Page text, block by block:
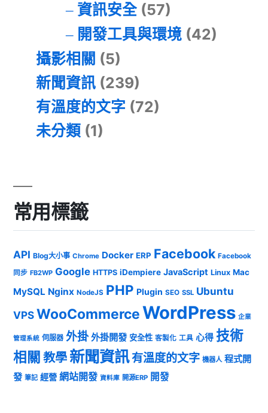
資訊安全(57)
開發工具與環境(42)
攝影相關 (5)
新聞資訊 (239)
有溫度的文字 (72)
未分類 (1)
常用標籤
API Blog大小事 Chrome Docker ERP Facebook Facebook
同步 FB2WP Google HTTPS iDempiere JavaScript Linux Mac
MySQL Nginx NodeJS PHP Plugin SEO SSL Ubuntu
VPSWooCommerceWordPress 企業
管理系統 伺服器 外掛 外掛開發 安全性 客製化 工具 心得 技術
相關 教學 新聞資訊有溫度的文字 機器人 程式開
發 筆記 經營 網站開發 資料庫 開源ERP 開發